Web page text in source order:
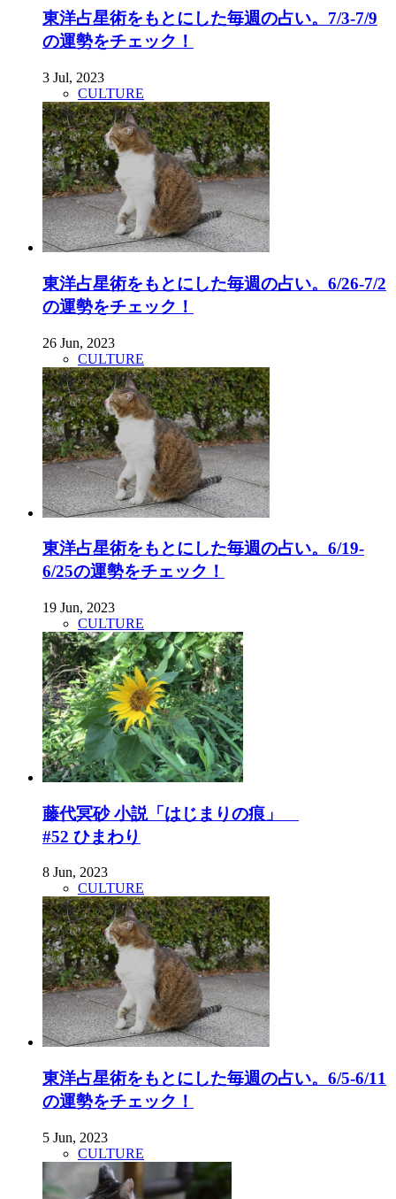
東洋占星術をもとにした毎週の占い。7/3-7/9
の運勢をチェック！
3 Jul, 2023
CULTURE
東洋占星術をもとにした毎週の占い。6/26-7/2
の運勢をチェック！
26 Jun, 2023
CULTURE
東洋占星術をもとにした毎週の占い。6/19-
6/25の運勢をチェック！
19 Jun, 2023
CULTURE
藤代冥砂 小説「はじまりの痕」
#52 ひまわり
8 Jun, 2023
CULTURE
東洋占星術をもとにした毎週の占い。6/5-6/11
の運勢をチェック！
5 Jun, 2023
CULTURE